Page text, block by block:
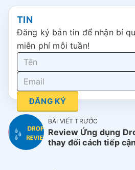
TIN
Đăng ký bản tin để nhận bí
miễn phí mỗi tuần!
ĐĂNG KÝ
BÀI VIẾT TRƯỚC
Review Ứng dụng
thay đổi cách tiếp